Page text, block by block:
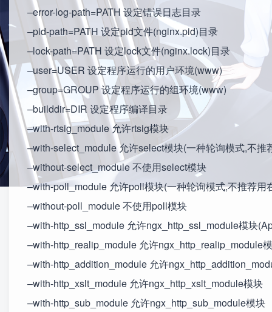
–error-log-path=PATH 设定错误日志目录
–pid-path=PATH 设定pid文件(nginx.pid)目录
–lock-path=PATH 设定lock文件(nginx.lock)目录
–user=USER 设定程序运行的用户环境(www)
–group=GROUP 设定程序运行的组环境(www)
–builddir=DIR 设定程序编译目录
–with-rtsig_module 允许rtsig模块
–with-select_module 允许select模块(一种轮询模式,不推
–without-select_module 不使用select模块
–with-poll_module 允许poll模块(一种轮询模式,不推荐用
–without-poll_module 不使用poll模块
–with-http_ssl_module 允许ngx_http_ssl_module模块
–with-http_realip_module 允许ngx_http_realip_module
–with-http_addition_module 允许
–with-http_xslt_module 允许ngx_http_xslt_module模块
–with-http_sub_module 允许ngx_http_sub_module模块